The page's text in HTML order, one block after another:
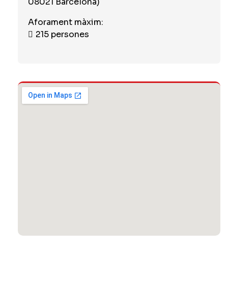
Aforament màxim:
215 persones